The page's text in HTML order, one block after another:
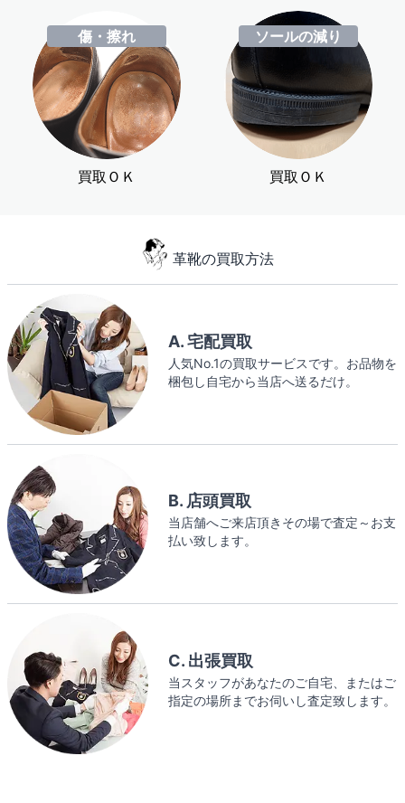
傷・擦れ
買取ＯＫ
ソールの減り
買取ＯＫ
革靴の買取方法
A. 宅配買取
人気No.1の買取サービスです。お品物を
梱包し自宅から当店へ送るだけ。
B. 店頭買取
当店舗へご来店頂きその場で査定～お支
払い致します。
C. 出張買取
当スタッフがあなたのご自宅、またはご
指定の場所までお伺いし査定致します。